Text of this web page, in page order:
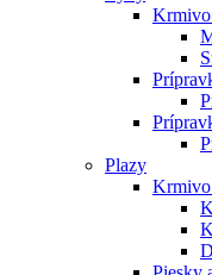
Krmivo
Plazy
Krmivo